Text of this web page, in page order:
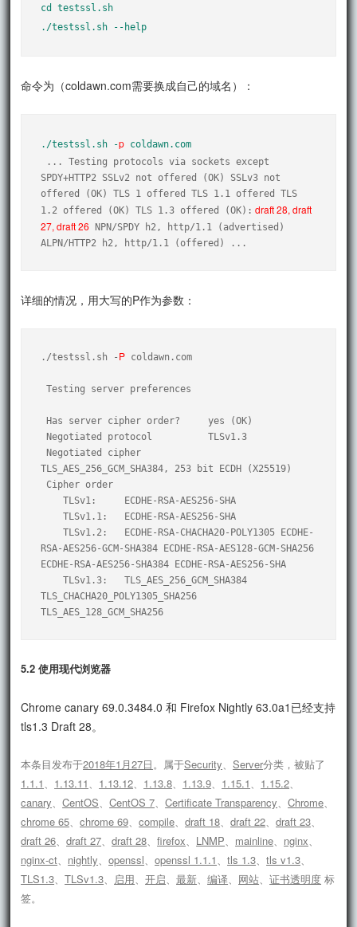
cd testssl.sh
./testssl.sh --help
命令为（coldawn.com需要换成自己的域名）：
./testssl.sh -p coldawn.com
SPDY+HTTP2 SSLv2 not offered (OK) SSLv3 not
offered (OK) TLS 1 offered TLS 1.1 offered TLS
1.2 offered (OK) TLS 1.3 offered (OK): draft 28, draft
27, draft 26 NPN/SPDY h2, http/1.1 (advertised)
ALPN/HTTP2 h2, http/1.1 (offered) ...
详细的情况，用大写的P作为参数：
./testssl.sh - P coldawn.com
Testing server preferences
Has server cipher order?     yes (OK)
Negotiated protocol          TLSv1.3
Negotiated cipher
TLS_AES_256_GCM_SHA384, 253 bit ECDH (X25519)
    TLSv1:     ECDHE-RSA-AES256-SHA
    TLSv1.1:   ECDHE-RSA-AES256-SHA
    TLSv1.2:   ECDHE-RSA-CHACHA20-POLY1305 ECDHE-
RSA-AES256-GCM-SHA384 ECDHE-RSA-AES128-GCM-SHA256
ECDHE-RSA-AES256-SHA384 ECDHE-RSA-AES256-SHA
    TLSv1.3:   TLS_AES_256_GCM_SHA384
TLS_CHACHA20_POLY1305_SHA256
5.2 使用现代浏览器
Chrome canary 69.0.3484.0 和 Firefox Nightly 63.0a1已经支持
tls1.3 Draft 28。
本条目发布于2018年1月27日 。属于Security 、Server分类，被贴了
1.1.1
1.13.11 1.13.12 1.13.8 1.13.9 1.15.1 1.15.2
canary 、CentOS 、CentOS 7 、Certificate Transparency 、Chrome
chrome 65 、chrome 69 、compile 、draft 18 、draft 22 、draft 23
draft 26 、draft 27 、draft 28 、firefox LNMP mainline nginx
nginx-ct
nightly 、openssl 、openssl 1.1.1 、tls 1.3 、tls v1.3
TLS1.3 、TLSv1.3 启用 、开启 、最新 、编译 网站 、证书透明度 标
签。